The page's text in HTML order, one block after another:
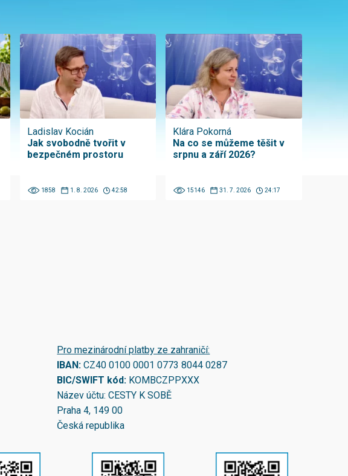
Ladislav Kocián
Jak svobodně tvořit v
bezpečném prostoru
1858 1. 8. 2026 42:58
Klára Pokorná
Na co se můžeme těšit v
srpnu a září 2026?
15146 31. 7. 2026 24:17
Pro mezinárodní platby ze zahraničí:
IBAN:CZ40 0100 0001 0773 8044 0287
BIC/SWIFT kód: KOMBCZPPXXX
Název účtu: CESTY K SOBĚ
Praha 4, 149 00
Česká republika